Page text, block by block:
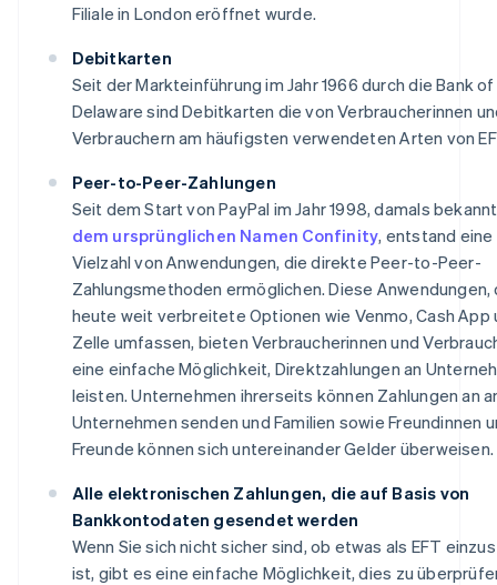
Filiale in London eröffnet wurde.
Debitkarten
Seit der Markteinführung im Jahr 1966 durch die Bank of
Delaware sind Debitkarten die von Verbraucherinnen
Verbrauchern am häufigsten verwendeten Arten von
Peer-to-Peer-Zahlungen
Seit dem Start von PayPal im Jahr 1998, damals
dem ursprünglichen Namen Confinity, entstand eine
Vielzahl von Anwendungen, die direkte Peer-to-Peer-
Zahlungsmethoden ermöglichen. Diese Anwendungen,
heute weit verbreitete Optionen wie Venmo, Cash App
Zelle umfassen, bieten Verbraucherinnen und
eine einfache Möglichkeit, Direktzahlungen an
leisten. Unternehmen ihrerseits können Zahlungen an
Unternehmen senden und Familien sowie Freundinnen
Freunde können sich untereinander Gelder überweisen.
Alle elektronischen Zahlungen, die auf Basis von
Bankkontodaten gesendet werden
Wenn Sie sich nicht sicher sind, ob etwas als EFT
ist, gibt es eine einfache Möglichkeit, dies zu